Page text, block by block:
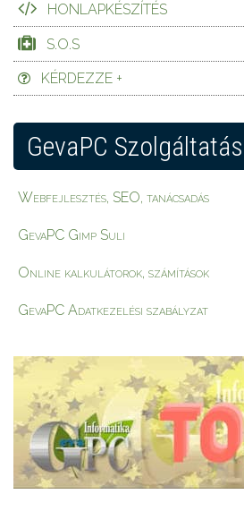
HONLAPKÉSZÍTÉS
S.O.S
KÉRDEZZE +
GevaPC
Webfejlesztés, SEO, tanácsadás
GevaPC Gimp Suli
Online kalkulátorok, számítások
GevaPC Adatkezelési szabályzat